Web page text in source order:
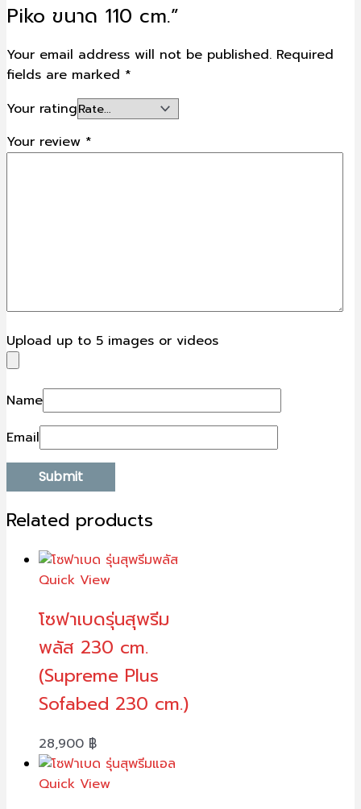
Piko ขนาด 110 cm.”
Your email address will not be published. Required
fields are marked *
Your rating
Your review *
Upload up to 5 images or videos
Name
Email
Related products
Quick View
โซฟาเบดรุ่นสุพรีม
พลัส 230 cm.
(Supreme Plus
Sofabed 230 cm.)
28,900 ฿
Quick View